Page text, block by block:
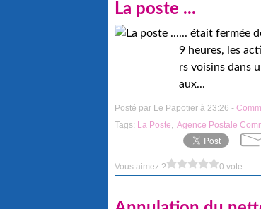
La poste ...
... était fermée
9 heures, les
rs voisins dans
aux...
Posté par Le Papotier à 23:26 -
Tags: La Poste, Agence Postale
Vous aimez ? 0 vote